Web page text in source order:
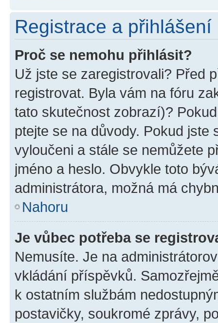
Registrace a přihlášení
Proč se nemohu přihlásit?
Už jste se zaregistrovali? Před
registrovat. Byla vám na fóru
tato skutečnost zobrazí)?
ptejte se na důvody. Pokud jste
vyloučeni a stále se nemůžete
jméno a heslo. Obvykle toto
administrátora, možná má
Nahoru
Je vůbec potřeba se
Nemusíte. Je na
vkládání příspěvků.
k ostatním službám
postavičky, soukromé zprávy,